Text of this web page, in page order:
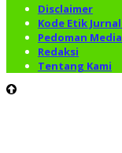
Disclaimer
Kode Etik
Pedoman
Redaksi
Tentang Kami